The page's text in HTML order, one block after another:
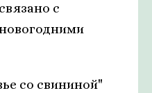
с
со свининой"